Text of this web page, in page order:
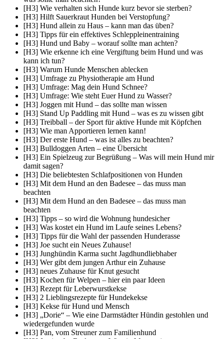
[H3] Wie verhalten sich Hunde kurz bevor sie sterben?
[H3] Hilft Sauerkraut Hunden bei Verstopfung?
[H3] Hund allein zu Haus – kann man das üben?
[H3] Tipps für ein effektives Schleppleinentraining
[H3] Hund und Baby – worauf sollte man achten?
[H3] Wie erkenne ich eine Vergiftung beim Hund und was
kann ich tun?
[H3] Warum Hunde Menschen ablecken
[H3] Umfrage zu Physiotherapie am Hund
[H3] Umfrage: Mag dein Hund Schnee?
[H3] Umfrage: Wie steht Euer Hund zu Wasser?
[H3] Joggen mit Hund – das sollte man wissen
[H3] Stand Up Paddling mit Hund – was es zu wissen gibt
[H3] Treibball – der Sport für aktive Hunde mit Köpfchen
[H3] Wie man Apportieren lernen kann!
[H3] Der erste Hund – was ist alles zu beachten?
[H3] Bulldoggen Arten – eine Übersicht
[H3] Ein Spielzeug zur Begrüßung – Was will mein Hund mir
damit sagen?
[H3] Die beliebtesten Schlafpositionen von Hunden
[H3] Mit dem Hund an den Badesee – das muss man
beachten
[H3] Mit dem Hund an den Badesee – das muss man
beachten
[H3] Tipps – so wird die Wohnung hundesicher
[H3] Was kostet ein Hund im Laufe seines Lebens?
[H3] Tipps für die Wahl der passenden Hunderasse
[H3] Joe sucht ein Neues Zuhause!
[H3] Junghündin Karma sucht Jagdhundliebhaber
[H3] Wer gibt dem jungen Arthur ein Zuhause
[H3] neues Zuhause für Knut gesucht
[H3] Kochen für Welpen – hier ein paar Ideen
[H3] Rezept für Leberwurstkekse
[H3] 2 Lieblingsrezepte für Hundekekse
[H3] Kekse für Hund und Mensch
[H3] „Dorie“ – Wie eine Darmstädter Hündin gestohlen und
wiedergefunden wurde
[H3] Pan, vom Streuner zum Familienhund